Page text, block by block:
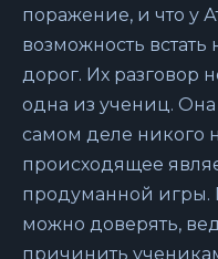
поражение, и что у
возможность встать
дорог. Их разговор
одна из учениц. Она
самом деле никого
происходящее
продуманной игры.
можно доверять,
причинить